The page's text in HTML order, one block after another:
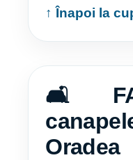
↑ Înapoi la
🛋️
Oradea